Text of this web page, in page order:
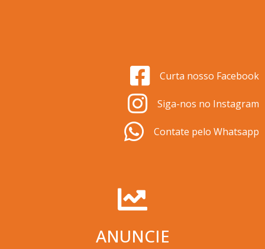
Curta nosso Facebook
Siga-nos no Instagram
Contate pelo Whatsapp
ANUNCIE